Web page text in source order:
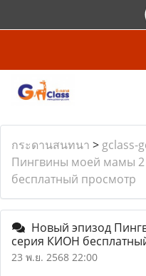
กระดานสนทนา > gclass-
Пингвины моей мамы
бесплатный просмотр
Новый эпизод
серия КИОН
23 พ.ย. 2568 22:00